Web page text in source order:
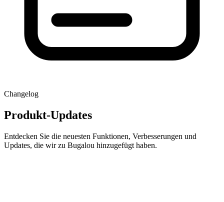
Changelog
Produkt-Updates
Entdecken Sie die neuesten Funktionen, Verbesserungen und
Updates, die wir zu Bugalou hinzugefügt haben.